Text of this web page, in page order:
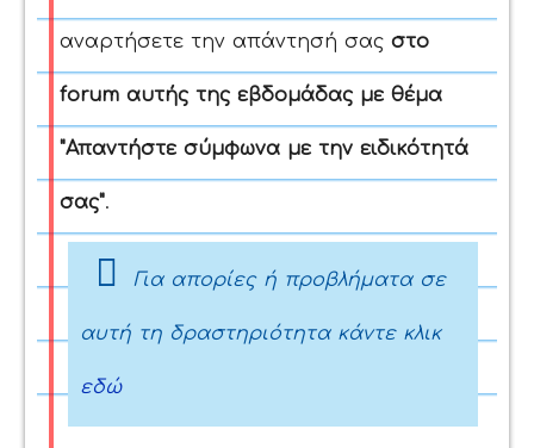
αναρτήσετε την απάντησή σας στο
forum αυτής της εβδομάδας με θέμα
"Απαντήστε σύμφωνα με την ειδικότητά
σας".
Για απορίες ή προβλήματα σε
αυτή τη δραστηριότητα κάντε κλικ
εδώ